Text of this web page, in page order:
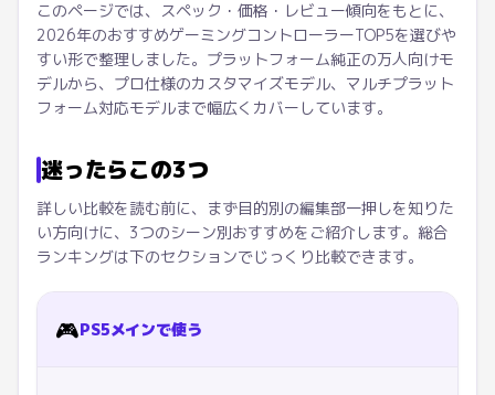
このページでは、スペック・価格・レビュー傾向をもとに、
2026年のおすすめゲーミングコントローラーTOP5を選びや
すい形で整理しました。プラットフォーム純正の万人向けモ
デルから、プロ仕様のカスタマイズモデル、マルチプラット
フォーム対応モデルまで幅広くカバーしています。
迷ったらこの3つ
詳しい比較を読む前に、まず目的別の編集部一押しを知りた
い方向けに、3つのシーン別おすすめをご紹介します。総合
ランキングは下のセクションでじっくり比較できます。
🎮PS5メインで使う